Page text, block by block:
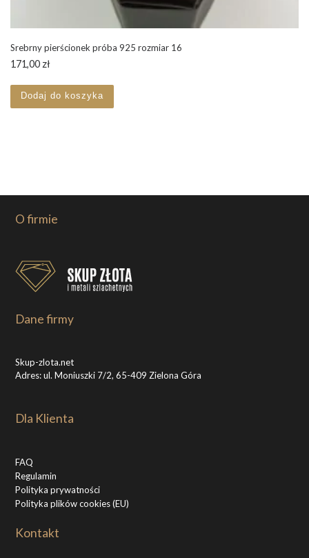
Srebrny pierścionek próba 925 rozmiar 16
171,00 zł
Dodaj do koszyka
O firmie
Dane firmy
Skup-zlota.net
Adres: ul. Moniuszki 7/2, 65-409 Zielona Góra
Dla Klienta
FAQ
Regulamin
Polityka prywatności
Polityka plików cookies (EU)
Kontakt